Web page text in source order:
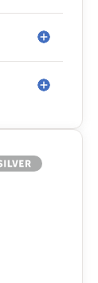
おりま
ータ化
ル記帳
いては
。一番
ればと